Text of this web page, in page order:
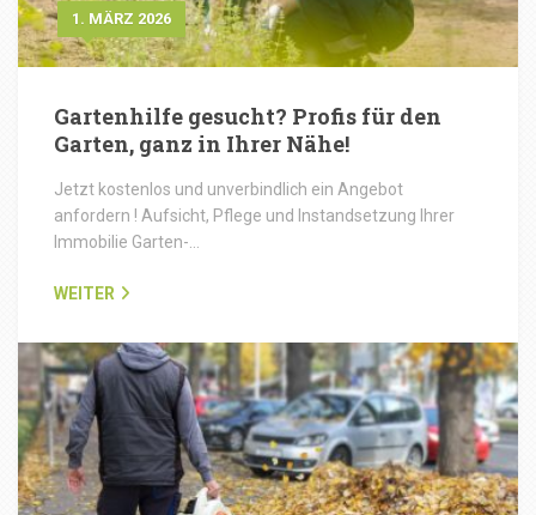
1. MÄRZ 2026
Gartenhilfe gesucht? Profis für den
Garten, ganz in Ihrer Nähe!
Jetzt kostenlos und unverbindlich ein Angebot
anfordern ! Aufsicht, Pflege und Instandsetzung Ihrer
Immobilie Garten-…
WEITER